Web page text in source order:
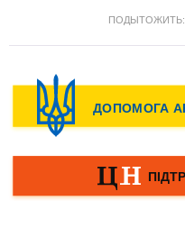
ПОДЫТОЖИТЬ: